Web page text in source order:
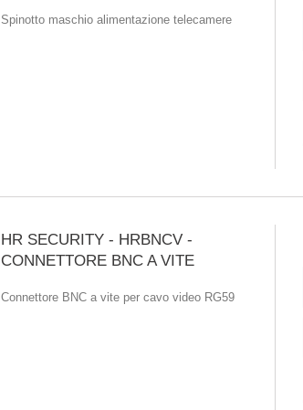
Spinotto maschio alimentazione telecamere
HR SECURITY - HRBNCV -
CONNETTORE BNC A VITE
Connettore BNC a vite per cavo video RG59